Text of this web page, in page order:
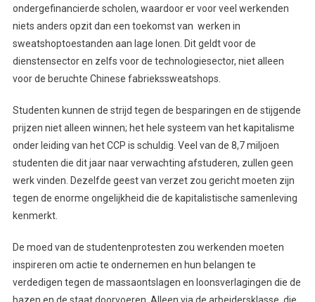
ondergefinancierde scholen, waardoor er voor veel werkenden
niets anders opzit dan een toekomst van werken in
sweatshoptoestanden aan lage lonen. Dit geldt voor de
dienstensector en zelfs voor de technologiesector, niet alleen
voor de beruchte Chinese fabriekssweatshops.
Studenten kunnen de strijd tegen de besparingen en de stijgende
prijzen niet alleen winnen; het hele systeem van het kapitalisme
onder leiding van het CCP is schuldig. Veel van de 8,7 miljoen
studenten die dit jaar naar verwachting afstuderen, zullen geen
werk vinden. Dezelfde geest van verzet zou gericht moeten zijn
tegen de enorme ongelijkheid die de kapitalistische samenleving
kenmerkt.
De moed van de studentenprotesten zou werkenden moeten
inspireren om actie te ondernemen en hun belangen te
verdedigen tegen de massaontslagen en loonsverlagingen die de
bazen en de staat doorvoeren. Alleen via de arbeidersklasse, die